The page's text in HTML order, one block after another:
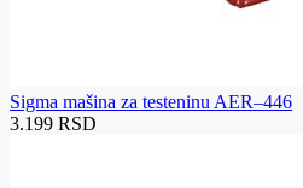
Sigma mašina za testeninu AER–446
3.199 RSD